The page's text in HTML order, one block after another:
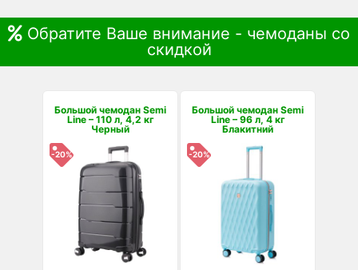
Обратите Ваше внимание - чемоданы со
скидкой
Большой чемодан Semi
Line – 110 л, 4,2 кг
Черный
-20%
Большой чемодан Semi
Line – 96 л, 4 кг
Блакитний
-20%